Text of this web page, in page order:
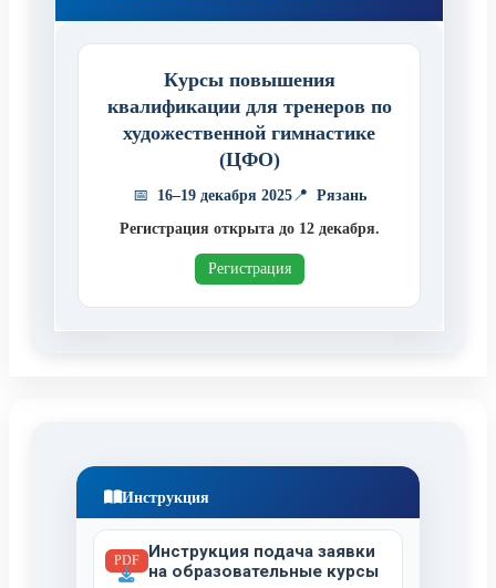
Курсы повышения
квалификации для тренеров по
художественной гимнастике
(ЦФО)
16–19 декабря 2025 Рязань
Регистрация открыта до 12 декабря.
Регистрация
Инструкция
PDF
Инструкция подача заявки
на образовательные курсы